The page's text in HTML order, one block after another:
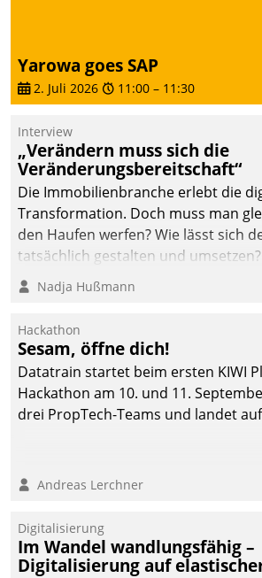
den Weg vom
Mieteranliegen zum
Yarowa goes SAP
2. Juli 2026 11:00 – 11:30
Interview
„Verändern muss sich die
Veränderungsbereitschaft“
Die Immobilienbranche erlebt die
Transformation. Doch muss man
den Haufen werfen? Wie lässt sich
tatsächlich gestalten und
Argumente zählen wirklich?
Nadja Hußmann
Hackathon
Sesam, öffne dich!
Datatrain startet beim ersten KIWI
Hackathon am 10. und 11.
drei PropTech-Teams und landet
Andreas Lerchner
Digitalisierung
Im Wandel wandlungsfähig –
Digitalisierung auf